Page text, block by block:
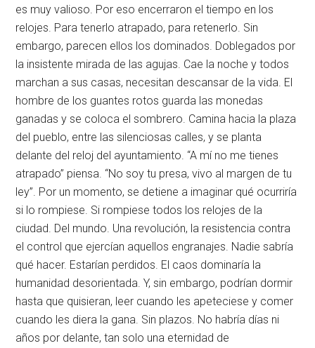
es muy valioso. Por eso encerraron el tiempo en los
relojes. Para tenerlo atrapado, para retenerlo. Sin
embargo, parecen ellos los dominados. Doblegados por
la insistente mirada de las agujas. Cae la noche y todos
marchan a sus casas, necesitan descansar de la vida. El
hombre de los guantes rotos guarda las monedas
ganadas y se coloca el sombrero. Camina hacia la plaza
del pueblo, entre las silenciosas calles, y se planta
delante del reloj del ayuntamiento. “A mí no me tienes
atrapado” piensa. “No soy tu presa, vivo al margen de tu
ley”. Por un momento, se detiene a imaginar qué ocurriría
si lo rompiese. Si rompiese todos los relojes de la
ciudad. Del mundo. Una revolución, la resistencia contra
el control que ejercían aquellos engranajes. Nadie sabría
qué hacer. Estarían perdidos. El caos dominaría la
humanidad desorientada. Y, sin embargo, podrían dormir
hasta que quisieran, leer cuando les apeteciese y comer
cuando les diera la gana. Sin plazos. No habría días ni
años por delante, tan solo una eternidad de